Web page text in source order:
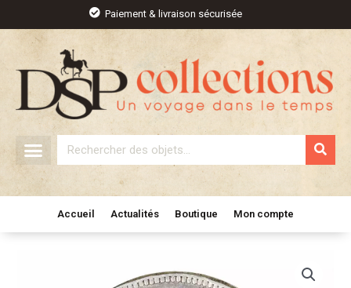
contenu
Paiement & livraison sécurisée
Rechercher
Accueil Actualités Boutique Mon compte